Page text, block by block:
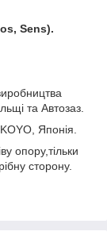
Sens).
та Автозаз.
Японія.
опору,тільки
сторону.